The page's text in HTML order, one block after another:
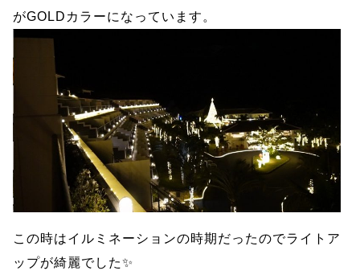
がGOLDカラーになっています。
この時はイルミネーションの時期だったのでライトア
ップが綺麗でした✨